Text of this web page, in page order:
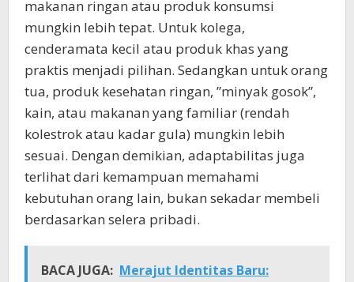
makanan ringan atau produk konsumsi
mungkin lebih tepat. Untuk kolega,
cenderamata kecil atau produk khas yang
praktis menjadi pilihan. Sedangkan untuk orang
tua, produk kesehatan ringan, ”minyak gosok”,
kain, atau makanan yang familiar (rendah
kolestrok atau kadar gula) mungkin lebih
sesuai. Dengan demikian, adaptabilitas juga
terlihat dari kemampuan memahami
kebutuhan orang lain, bukan sekadar membeli
berdasarkan selera pribadi.
BACA JUGA: Merajut Identitas Baru: